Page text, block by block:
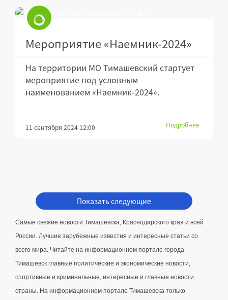
Мероприятие «Наемник-2024»
На территории МО Тимашевский стартует
мероприятие под условным
наименованием «Наемник-2024».
11 сентября 2024 12:00 Подробнее
Показать следующие
Самые свежие новости Тимашевска, Краснодарского края и всей
России. Лучшие зарубежные известия и интересные статьи со
всего мира. Читайте на информационном портале города
Тимашевск главные политические и экономические новости,
спортивные и криминальные, интересные и главные новости
страны. На информационном портале Тимашевска только